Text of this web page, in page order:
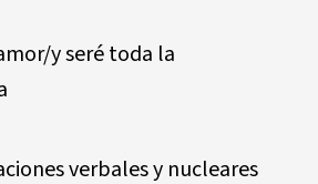
y seré toda la
verbales y nucleares